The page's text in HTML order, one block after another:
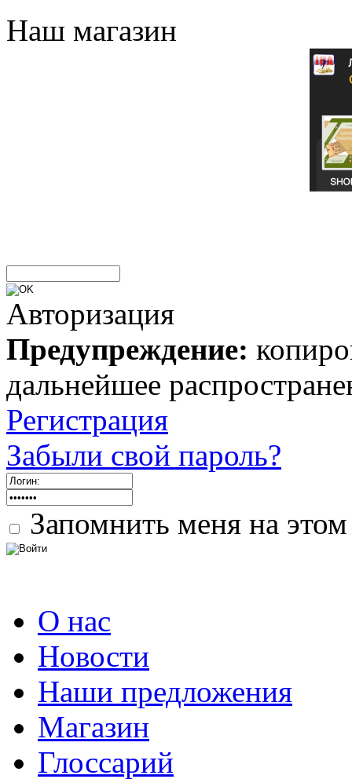
Наш магазин
Авторизация
Предупреждение:
дальнейшее
Регистрация
Забыли свой пароль?
Запомнить меня на
О нас
Новости
Наши предложения
Магазин
Глоссарий